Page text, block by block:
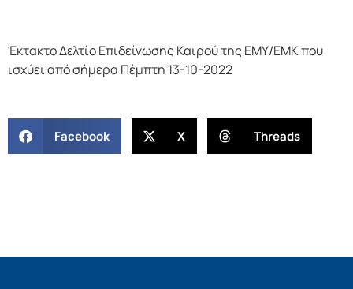
Έκτακτο Δελτίο Επιδείνωσης Καιρού της ΕΜΥ/ΕΜΚ που
ισχύει από σήμερα Πέμπτη 13-10-2022
Facebook X Threads